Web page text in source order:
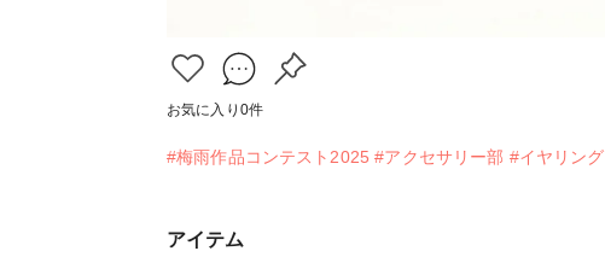
お気に入り 0件
#梅雨作品コンテスト2025 #アクセサリー部 #イヤリング
アイテム